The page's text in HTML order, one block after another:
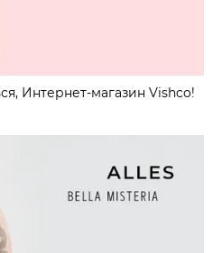
Интернет-магазин Vishco!